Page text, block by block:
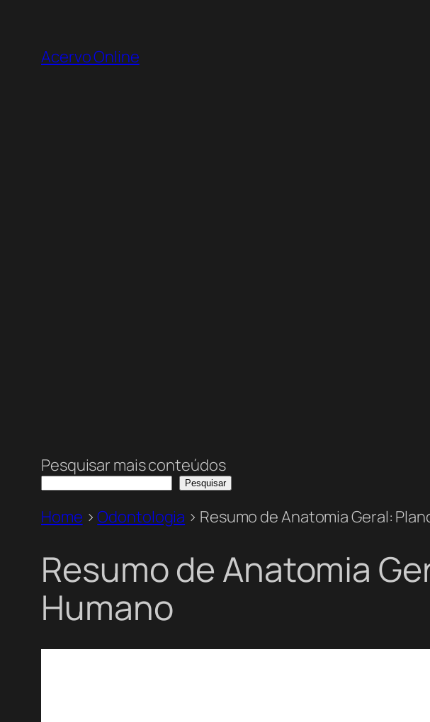
Acervo Online
Pesquisar mais conteúdos
Pesquisar
Home >Odontologia > Resumo de Anatomia Geral:
Resumo de Anatomia
Humano